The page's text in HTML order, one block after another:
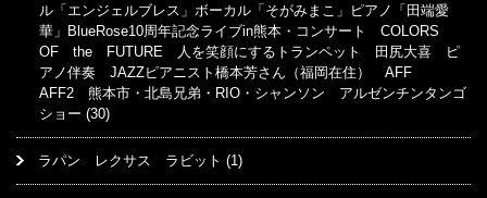
ル「エンジェルブレス」ボーカル「そがみまこ」ピアノ「田端愛
華」BlueRose10周年記念ライブin熊本・コンサート COLORS
OF the FUTURE 人を笑顔にするトランペット 田尻大喜 ピ
アノ伴奏 JAZZピアニスト橋本芳さん（福岡在住） AFF
AFF2 熊本市・北島兄弟・RIO・シャンソン アルゼンチンタンゴ
ショー (30)
ラパン レクサス ラビット (1)